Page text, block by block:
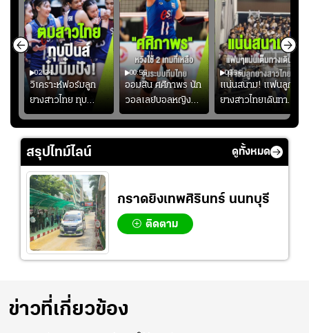
02:34
วิเคราะห์ฟอร์มลูก
ยางสาวไทย ทุบ
ฟิลิปปินส์ 3-0! "บุ๋ม
บิ๋ม" คืนสนามสุดปัง
#วอลเลย์บอลชาย
ทีมชาติไทย
00:55
ออมสิน ศศิภาพร นัก
วอลเลย์บอลหญิงทีม
ชาติไทย หวังใช้ 2
เกมที่เหลือ ปรับจู
00:36
แน่นสนาม! แฟนลูก
ยางสาวไทยเดินทาง
เข้ามาเชียร์สาวไทย
อย่างคึกคัก เพื่อให้
กำลังใจ ก่อนที่สาว
สรุปไทม์ไลน์ ดูทั้งหมด
กราดยิงเทพศิรินทร์ นนทบุรี
ติดตาม
ข่าวที่เกี่ยวข้อง